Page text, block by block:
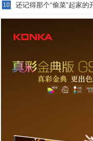
10 还记得那个“偷菜”起家的